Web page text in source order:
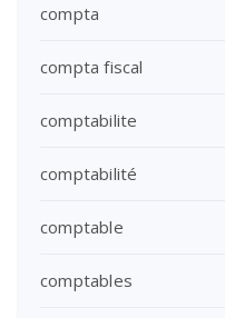
compta
compta fiscal
comptabilite
comptabilité
comptable
comptables